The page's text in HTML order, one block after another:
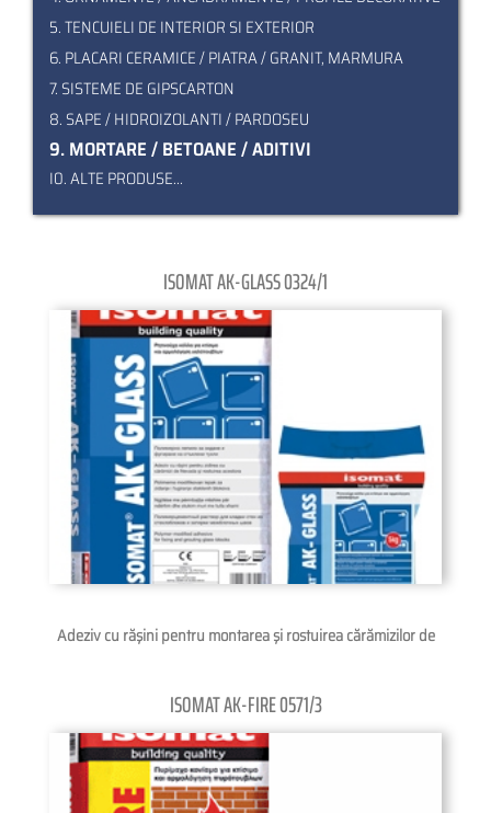
5. TENCUIELI DE INTERIOR SI EXTERIOR
6. PLACARI CERAMICE / PIATRA / GRANIT, MARMURA
7. SISTEME DE GIPSCARTON
8. SAPE / HIDROIZOLANTI / PARDOSEU
9. MORTARE / BETOANE / ADITIVI
I0. ALTE PRODUSE...
ISOMAT AK-GLASS 0324/1
Adeziv cu răşini pentru montarea şi rostuirea cărămizilor de
ISOMAT AK-FIRE 0571/3